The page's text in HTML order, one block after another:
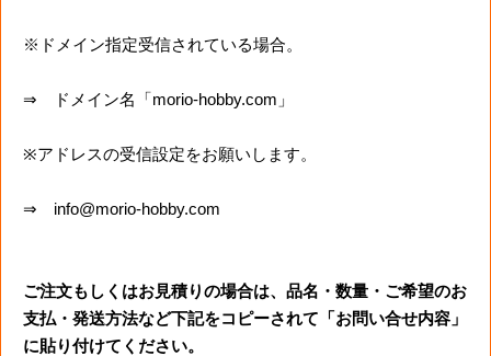
※ドメイン指定受信されている場合。
⇒ ドメイン名「morio-hobby.com」
※アドレスの受信設定をお願いします。
⇒ info@morio-hobby.com
ご注文もしくはお見積りの場合は、品名・数量・ご希望のお
支払・発送方法など下記をコピーされて「お問い合せ内容」
に貼り付けてください。